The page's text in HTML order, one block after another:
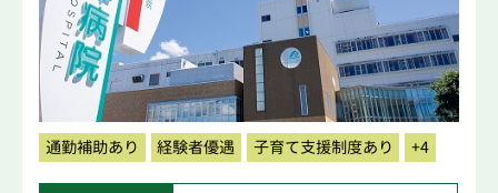
通勤補助あり 経験者優遇 子育て支援制度あり +4